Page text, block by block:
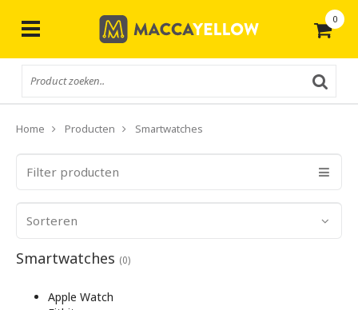
0
Home Producten Smartwatches
Filter producten
Sorteren
Smartwatches (0)
Apple Watch